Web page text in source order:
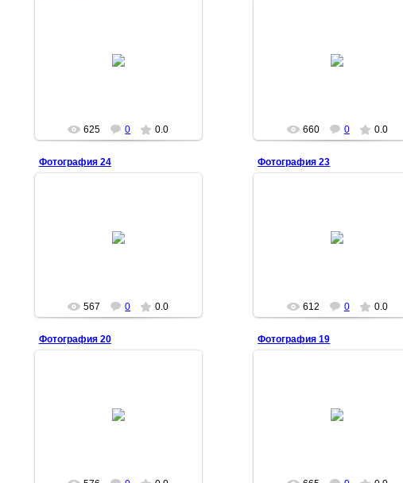
625 0 0.0 660 0 0.0
Фотография 24
567 0 0.0
Фотография 23
612 0 0.0
Фотография 20 Фотография 19